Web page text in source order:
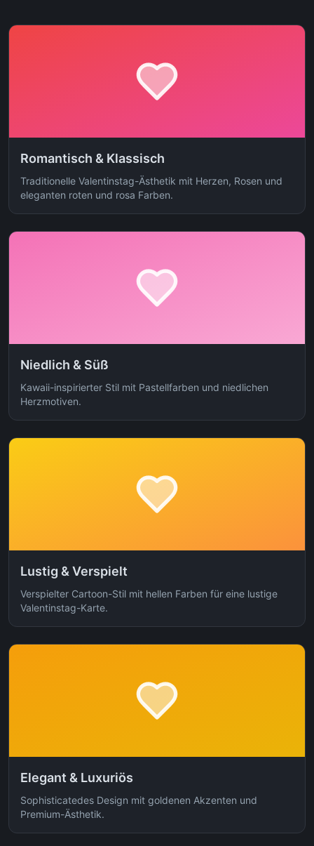
Romantisch & Klassisch
Traditionelle Valentinstag-Ästhetik mit Herzen, Rosen und
eleganten roten und rosa Farben.
Niedlich & Süß
Kawaii-inspirierter Stil mit Pastellfarben und niedlichen
Herzmotiven.
Lustig & Verspielt
Verspielter Cartoon-Stil mit hellen Farben für eine lustige
Valentinstag-Karte.
Elegant & Luxuriös
Sophisticatedes Design mit goldenen Akzenten und
Premium-Ästhetik.